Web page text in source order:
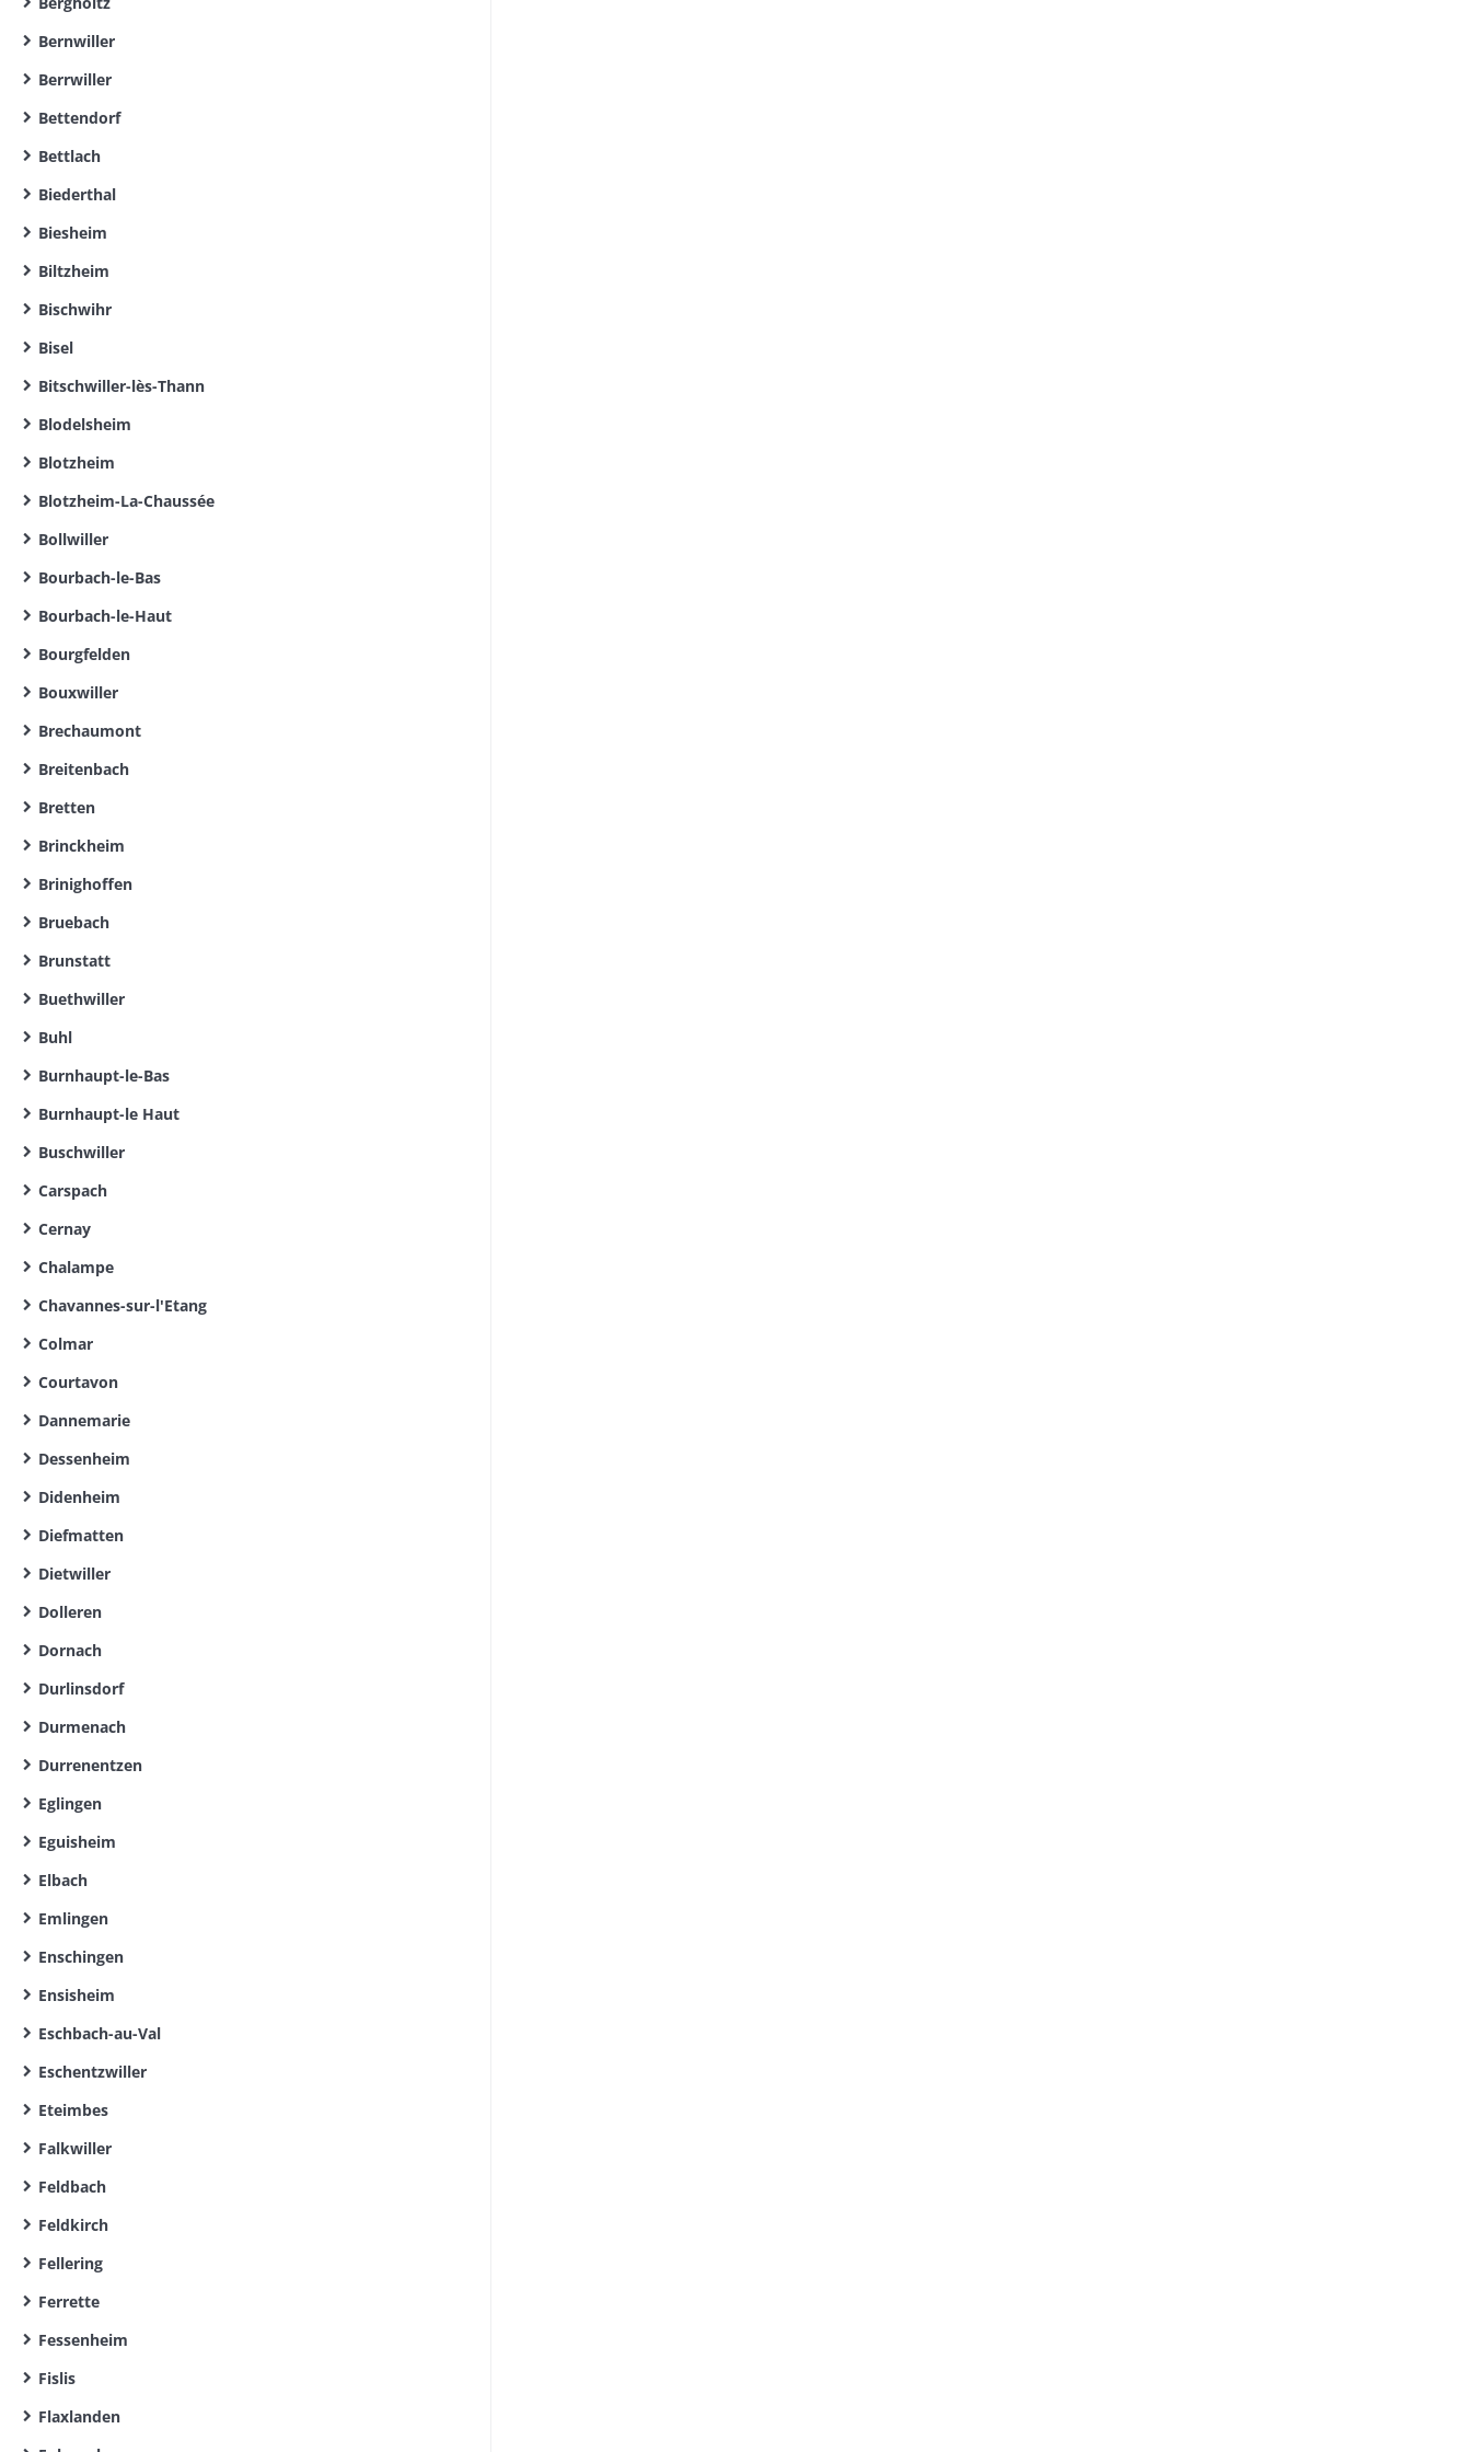
Bernwiller
Berrwiller
Bettendorf
Bettlach
Biederthal
Biesheim
Biltzheim
Bischwihr
Bisel
Bitschwiller-lès-Thann
Blodelsheim
Blotzheim
Blotzheim-La-Chaussée
Bollwiller
Bourbach-le-Bas
Bourbach-le-Haut
Bourgfelden
Bouxwiller
Brechaumont
Breitenbach
Bretten
Brinckheim
Brinighoffen
Bruebach
Brunstatt
Buethwiller
Buhl
Burnhaupt-le-Bas
Burnhaupt-le Haut
Buschwiller
Carspach
Cernay
Chalampe
Chavannes-sur-l'Etang
Colmar
Courtavon
Dannemarie
Dessenheim
Didenheim
Diefmatten
Dietwiller
Dolleren
Dornach
Durlinsdorf
Durmenach
Durrenentzen
Eglingen
Eguisheim
Elbach
Emlingen
Enschingen
Ensisheim
Eschbach-au-Val
Eschentzwiller
Eteimbes
Falkwiller
Feldbach
Feldkirch
Fellering
Ferrette
Fessenheim
Fislis
Flaxlanden